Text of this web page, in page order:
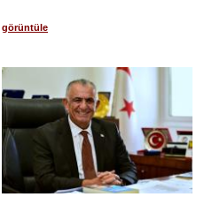
görüntüle